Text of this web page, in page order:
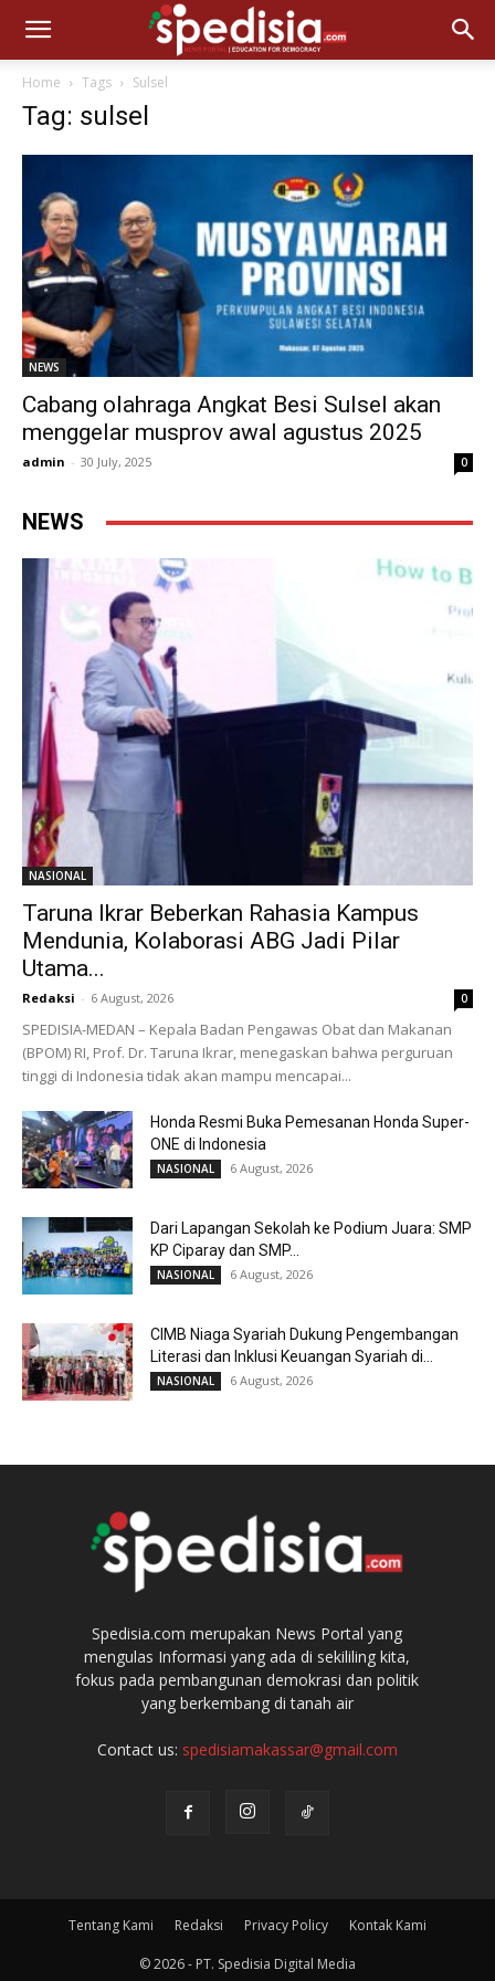
Home Tags Sulsel
Tag: sulsel
NEWS
Cabang olahraga Angkat Besi Sulsel akan
menggelar musprov awal agustus 2025
admin - 30 July, 2025 0
NEWS
NASIONAL
Taruna Ikrar Beberkan Rahasia Kampus
Mendunia, Kolaborasi ABG Jadi Pilar
Utama...
Redaksi - 6 August, 2026 0
SPEDISIA-MEDAN – Kepala Badan Pengawas Obat dan Makanan
(BPOM) RI, Prof. Dr. Taruna Ikrar, menegaskan bahwa perguruan
tinggi di Indonesia tidak akan mampu mencapai...
Honda Resmi Buka Pemesanan Honda Super-
ONE di Indonesia
NASIONAL 6 August, 2026
Dari Lapangan Sekolah ke Podium Juara: SMP
KP Ciparay dan SMP...
NASIONAL 6 August, 2026
CIMB Niaga Syariah Dukung Pengembangan
Literasi dan Inklusi Keuangan Syariah di...
NASIONAL 6 August, 2026
Spedisia.com merupakan News Portal yang
mengulas Informasi yang ada di sekililing kita,
fokus pada pembangunan demokrasi dan politik
yang berkembang di tanah air
Contact us: spedisiamakassar@gmail.com
Tentang Kami Redaksi Privacy Policy Kontak Kami
© 2026 - PT. Spedisia Digital Media